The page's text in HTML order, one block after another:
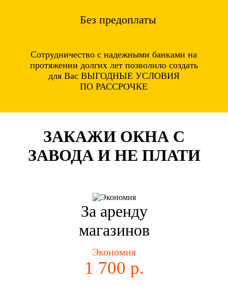
Без предоплаты
Сотрудничество с надежными банками на
протяжении долгих лет позволило создать
для Вас ВЫГОДНЫЕ УСЛОВИЯ
ПО РАССРОЧКЕ
ЗАКАЖИ ОКНА С
ЗАВОДА И НЕ ПЛАТИ
За аренду
магазинов
Экономия
1 700 р.